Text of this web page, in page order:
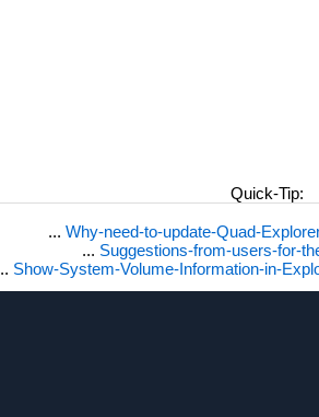
Quick-Tip:
... Why-need-to-update-Quad-
... Suggestions-from-users-for-
Show-System-Volume-Information-in-